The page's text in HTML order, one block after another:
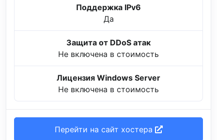
Поддержка IPv6
Да
Защита от DDoS атак
Не включена в стоимость
Лицензия Windows Server
Не включена в стоимость
Перейти на сайт хостера